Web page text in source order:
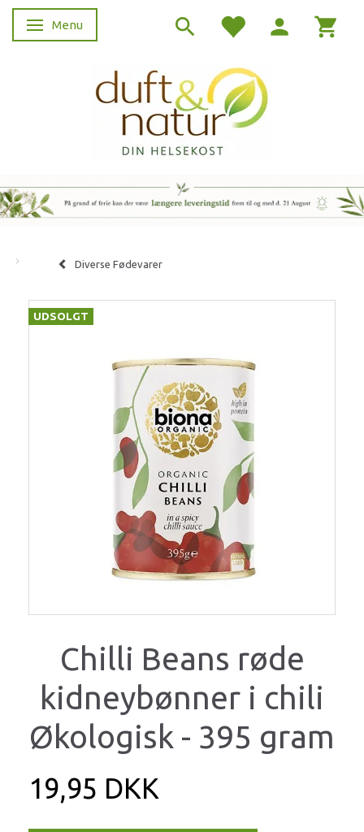
Skifte navigation
Menu
Diverse Fødevarer
UDSOLGT
Chilli Beans røde
kidneybønner i chili
Økologisk - 395 gram
19,95 DKK